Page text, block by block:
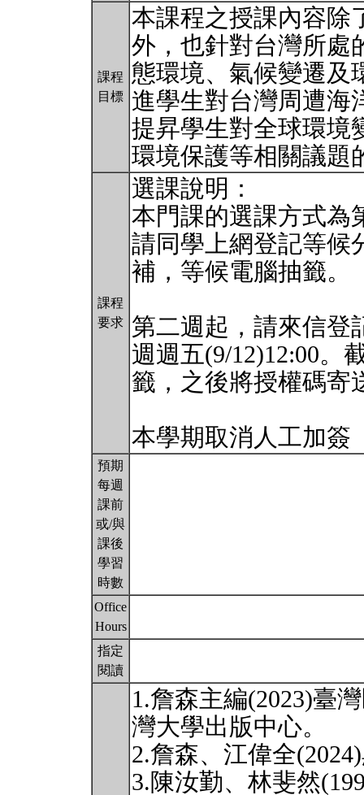
課程
目標
本課程之授課內容除
外，也針對台灣所處
態環境、氣候變遷及
進學生對台灣周遭海
提昇學生對全球環境
環境保護等相關議
課程
要求
選課說明：
本門課的選課方式為
請同學上網登記等候
補，等候電腦抽籤。
第二週起，請來信登
週週五(9/12)12:00。
籤，之後將授權碼寄
本學期取消人工加簽
預期
每週
課前
或/與
課後
學習
時數
Office
Hours
指定
閱讀
1.詹森主編(2023)臺
灣大學出版中心。
2.詹森、江偉全
3.陳汝勤、林斐然